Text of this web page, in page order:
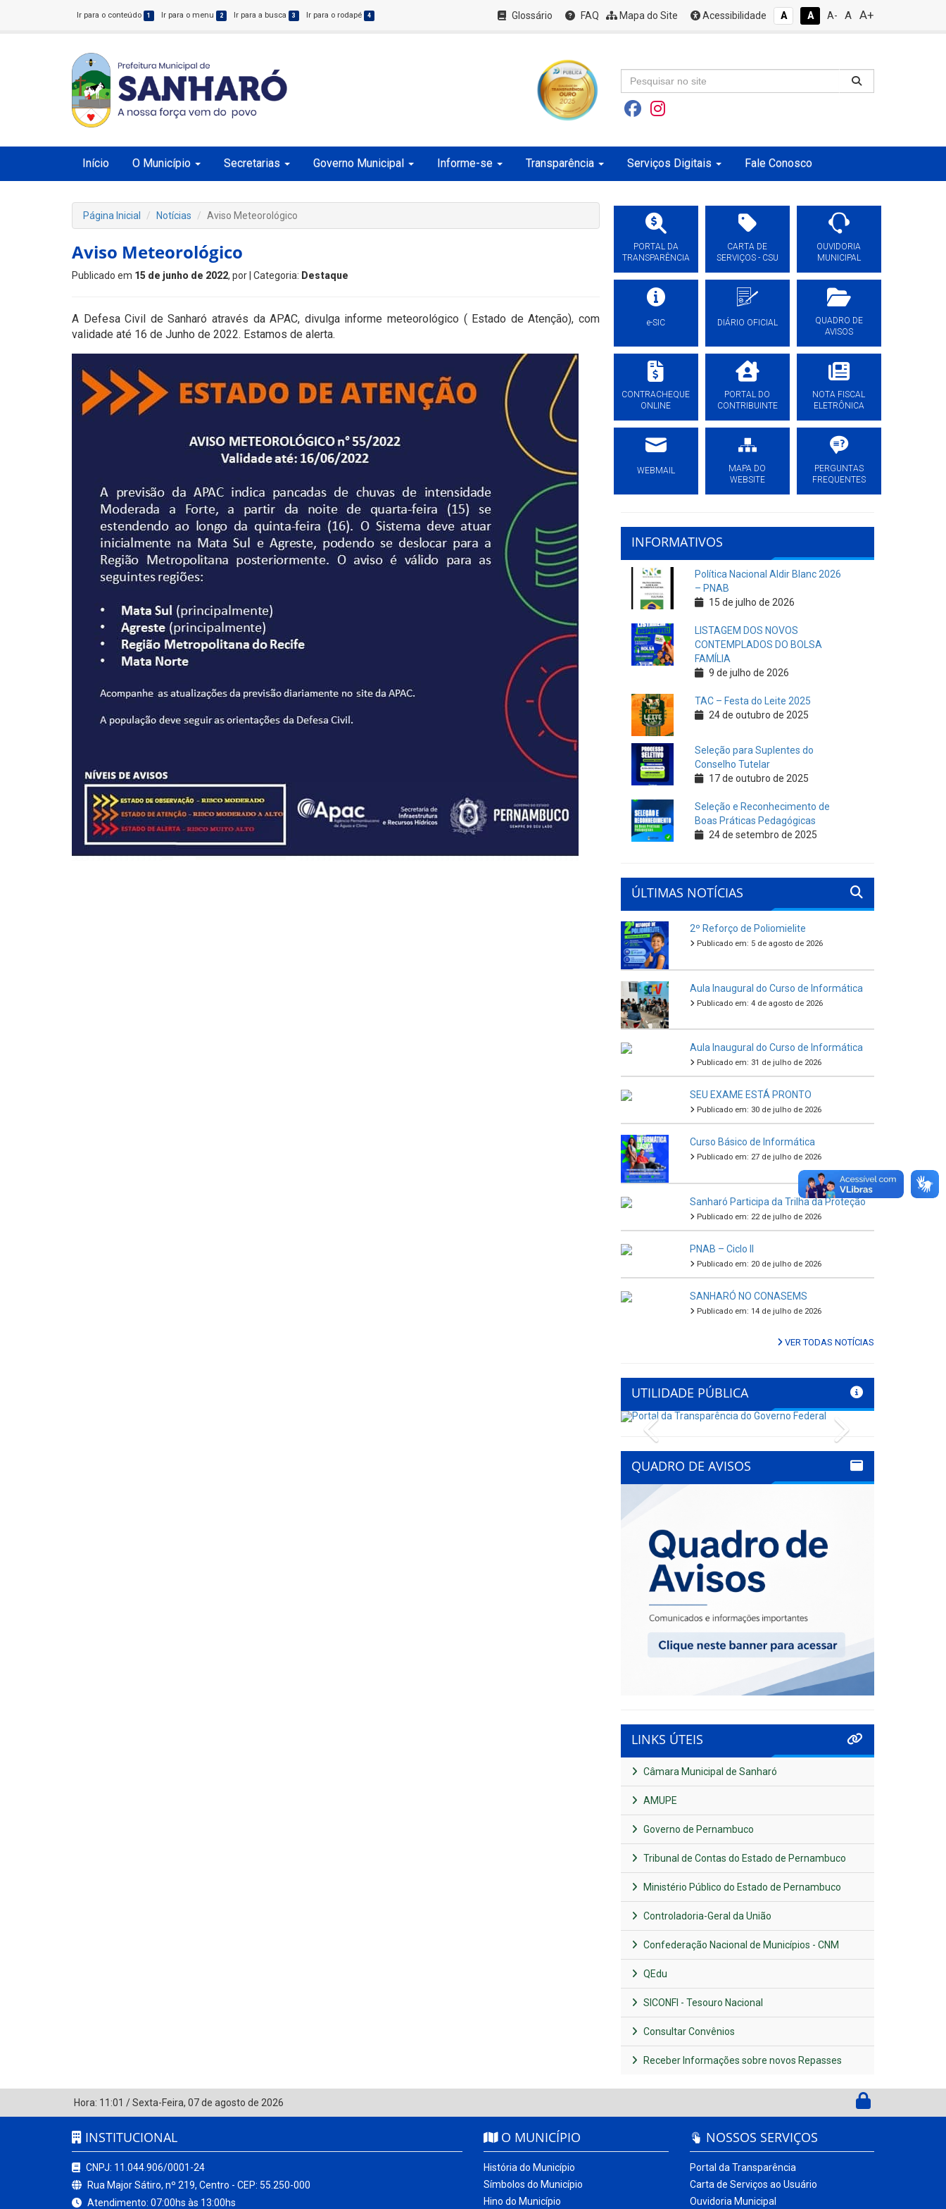
Ir para o conteúdo 1 Ir para o menu 2 Ir para a busca 3 Ir para o rodapé 4 Glossário FAQ Mapa do Site Acessibilidade A A A- A A+
Início O Município Secretarias Governo Municipal Informe-se Transparência Serviços Digitais Fale Conosco
Página Inicial Notícias Aviso Meteorológico
Aviso Meteorológico
Publicado em 15 de junho de 2022, por | Categoria: Destaque
A Defesa Civil de Sanharó através da APAC, divulga informe meteorológico ( Estado de Atenção), com
validade até 16 de Junho de 2022. Estamos de alerta.
PORTAL DA
TRANSPARÊNCIA
CARTA DE
SERVIÇOS - CSU
OUVIDORIA
MUNICIPAL
e-SIC DIÁRIO OFICIAL
QUADRO DE
AVISOS
CONTRACHEQUE
ONLINE
PORTAL DO
CONTRIBUINTE
NOTA FISCAL
ELETRÔNICA
WEBMAIL
MAPA DO
WEBSITE
PERGUNTAS
FREQUENTES
INFORMATIVOS
Política Nacional Aldir Blanc 2026
– PNAB
15 de julho de 2026
LISTAGEM DOS NOVOS
CONTEMPLADOS DO BOLSA
FAMÍLIA
9 de julho de 2026
TAC – Festa do Leite 2025
24 de outubro de 2025
Seleção para Suplentes do
Conselho Tutelar
17 de outubro de 2025
Seleção e Reconhecimento de
Boas Práticas Pedagógicas
24 de setembro de 2025
ÚLTIMAS NOTÍCIAS
2º Reforço de Poliomielite
Publicado em: 5 de agosto de 2026
Aula Inaugural do Curso de Informática
Publicado em: 4 de agosto de 2026
Aula Inaugural do Curso de Informática
Publicado em: 31 de julho de 2026
SEU EXAME ESTÁ PRONTO
Publicado em: 30 de julho de 2026
Curso Básico de Informática
Publicado em: 27 de julho de 2026
Sanharó Participa da Trilha da Proteção
Publicado em: 22 de julho de 2026
PNAB – Ciclo II
Publicado em: 20 de julho de 2026
SANHARÓ NO CONASEMS
Publicado em: 14 de julho de 2026
VER TODAS NOTÍCIAS
UTILIDADE PÚBLICA
Previous
QUADRO DE AVISOS
LINKS ÚTEIS
Câmara Municipal de Sanharó
AMUPE
Governo de Pernambuco
Tribunal de Contas do Estado de Pernambuco
Ministério Público do Estado de Pernambuco
Controladoria-Geral da União
Confederação Nacional de Municípios - CNM
QEdu
SICONFI - Tesouro Nacional
Consultar Convênios
Receber Informações sobre novos Repasses
Hora: 11:01 /Sexta-Feira, 07 de agosto de 2026
INSTITUCIONAL
CNPJ: 11.044.906/0001-24
Rua Major Sátiro, nº 219, Centro - CEP: 55.250-000
Atendimento: 07:00hs às 13:00hs
O MUNICÍPIO
História do Município
Símbolos do Município
Hino do Município
NOSSOS SERVIÇOS
Portal da Transparência
Carta de Serviços ao Usuário
Ouvidoria Municipal